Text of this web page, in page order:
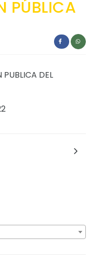
Territorial -
- PAC
PÚBLICA
PUBLICA DEL